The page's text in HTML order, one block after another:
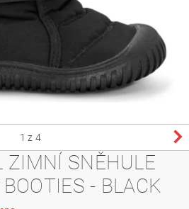
1 z 4
ZIMNÍ SNĚHULE
- BLACK